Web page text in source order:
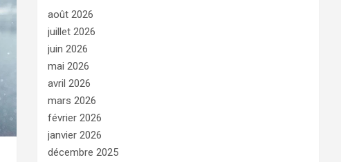
août 2026
juillet 2026
juin 2026
mai 2026
avril 2026
mars 2026
février 2026
janvier 2026
décembre 2025